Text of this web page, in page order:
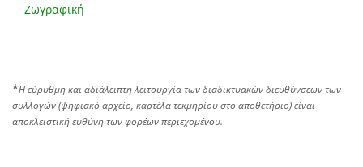
Ζωγραφική
*Η εύρυθμη και αδιάλειπτη λειτουργία των διαδικτυακών διευθύνσεων των
συλλογών (ψηφιακό αρχείο, καρτέλα τεκμηρίου στο αποθετήριο) είναι
αποκλειστική ευθύνη των φορέων περιεχομένου.